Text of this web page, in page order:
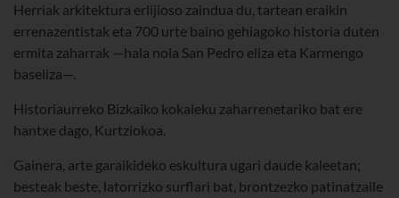
Herriak arkitektura erlijioso zaindua du, tartean eraikin
errenazentistak eta 700 urte baino gehiagoko historia duten
ermita zaharrak —hala nola San Pedro eliza eta Karmengo
baseliza—.
Historiaurreko Bizkaiko kokaleku zaharrenetariko bat ere
hantxe dago, Kurtziokoa.
Gainera, arte garaikideko eskultura ugari daude kaleetan;
besteak beste, latorrizko surflari bat, brontzezko patinatzaile